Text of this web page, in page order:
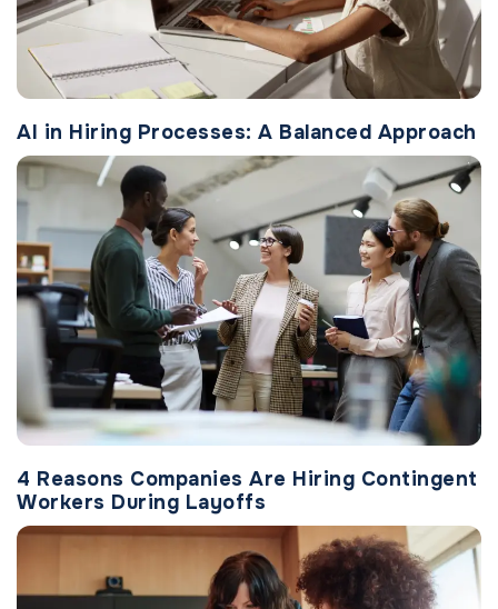
AI in Hiring Processes: A Balanced Approach
4 Reasons Companies Are Hiring Contingent
Workers During Layoffs